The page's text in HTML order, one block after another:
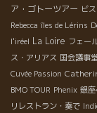
ア・ゴトーツアー ビ
Rebecca îles de Lérins
l'iréel La Loire フェー
ス・アリアス 国会議事
Cuvée Passion
BMO TOUR Phenix 銀
リレストラン・奏で